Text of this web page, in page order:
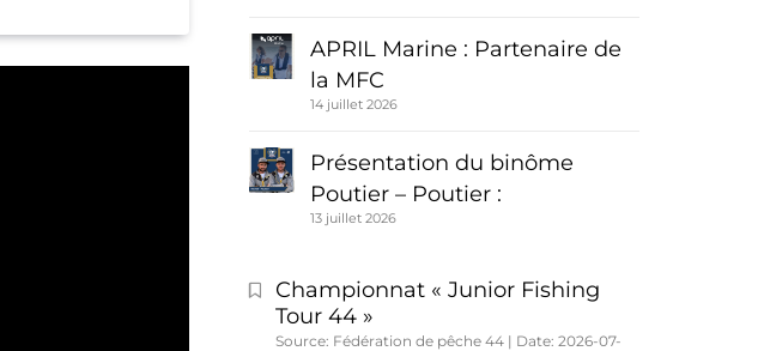
APRIL Marine : Partenaire de
la MFC
14 juillet 2026
Présentation du binôme
Poutier – Poutier :
13 juillet 2026
Championnat « Junior Fishing
Tour 44 »
Source: Fédération de pêche 44
Date: 2026-07-